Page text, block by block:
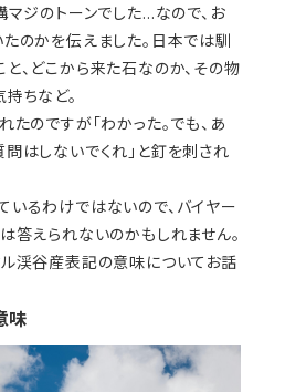
マジのトーンでした…なので、お
のかを伝えました。日本では馴
、どこから来た石なのか、その物
ちなど。
たのですが「わかった。でも、あ
はしないでくれ」と釘を刺され
るわけではないので、バイヤー
答えられないのかもしれません。
渓谷産表記の意味についてお話
味